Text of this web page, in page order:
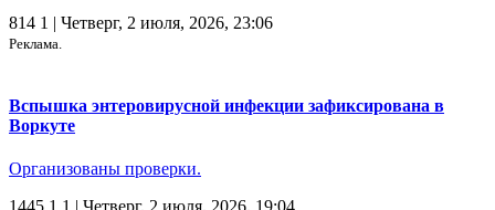
814 1 | Четверг, 2 июля, 2026, 23:06
Реклама.
Вспышка энтеровирусной инфекции зафиксирована в
Воркуте
Организованы проверки.